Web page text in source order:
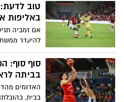
יבצע את
טוב לדעת:
באליפות
אם זמביה
להיעדר
ינואר, ואולי
סוף סוף:
בביתה
האדומים